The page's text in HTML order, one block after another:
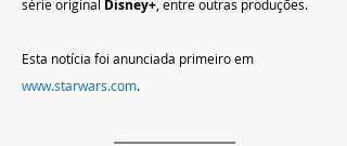
série original Disney+ , entre outras produções.
Esta notícia foi anunciada primeiro em
www.starwars.com.